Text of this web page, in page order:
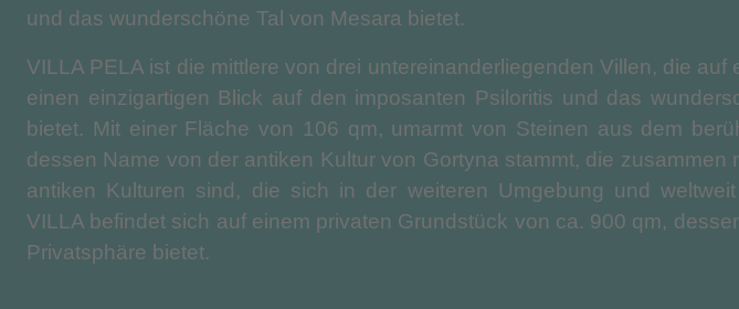
und das wunderschöne Tal von Mesara bietet.
VILLA PELA ist die mittlere von drei untereinanderliegenden Villen, die auf
einen einzigartigen Blick auf den imposanten Psiloritis und das
bietet. Mit einer Fläche von 106 qm, umarmt von Steinen aus dem
dessen Name von der antiken Kultur von Gortyna stammt, die zusammen
antiken Kulturen sind, die sich in der weiteren Umgebung und
VILLA befindet sich auf einem privaten Grundstück von ca. 900 qm,
Privatsphäre bietet.